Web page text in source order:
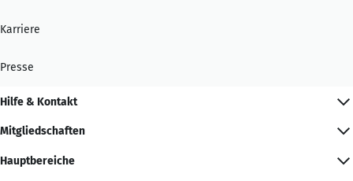
Karriere
Presse
Hilfe & Kontakt
Mitgliedschaften
Hauptbereiche